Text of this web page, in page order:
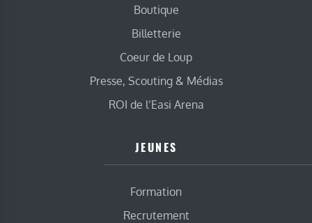
Boutique
Billetterie
Coeur de Loup
Presse, Scouting & Médias
ROI de l’Easi Arena
JEUNES
Formation
Recrutement